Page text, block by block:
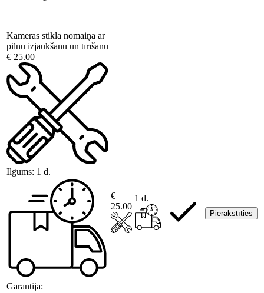
Kameras stikla nomaiņa ar
pilnu izjaukšanu un tīrīšanu
€ 25.00
Ilgums: 1 d.
Garantija:
€
25.00
1 d.
Pierakstīties